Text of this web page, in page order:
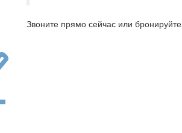
Звоните прямо сейчас или